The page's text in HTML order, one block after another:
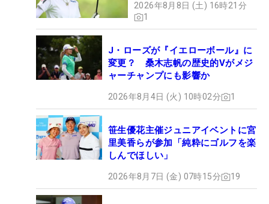
2026年8月8日 (土) 16時21分
1
J・ローズが『イエローボール』に
変更？ 桑木志帆の歴史的Vがメジ
ャーチャンプにも影響か
2026年8月4日 (火) 10時02分 1
笹生優花主催ジュニアイベントに宮
里美香らが参加「純粋にゴルフを楽
しんでほしい」
2026年8月7日 (金) 07時15分 19